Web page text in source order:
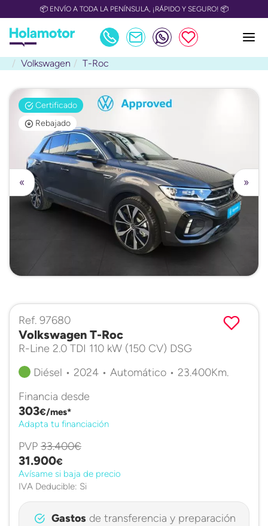
📦 ENVÍO A TODA LA PENÍNSULA, ¡RÁPIDO Y SEGURO! 📦
Volkswagen T-Roc
Certificado
Rebajado
»
«
Ref. 97680
Volkswagen T-Roc
R-Line 2.0 TDI 110 kW (150 CV) DSG
Diésel • 2024 • Automático • 23.400Km.
Financia desde
303€/mes*
Adapta tu financiación
PVP 33.400€
31.900€
Avísame si baja de precio
IVA Deducible: Si
Gastosde transferencia y preparación